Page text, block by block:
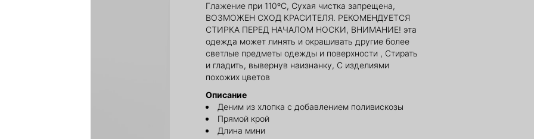
Глажение при 110ºС, Сухая чистка запрещена,
ВОЗМОЖЕН СХОД КРАСИТЕЛЯ. РЕКОМЕНДУЕТСЯ
СТИРКА ПЕРЕД НАЧАЛОМ НОСКИ, ВНИМАНИЕ! эта
одежда может линять и окрашивать другие более
светлые предметы одежды и поверхности , Стирать
и гладить, вывернув наизнанку, С изделиями
похожих цветов
Описание
Деним из хлопка с добавлением поливискозы
Прямой крой
Длина мини